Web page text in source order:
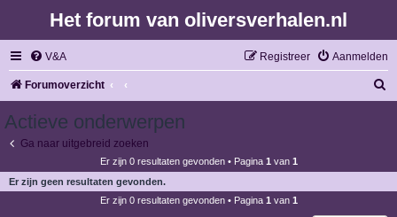
Het forum van oliversverhalen.nl
V&A Aanmelden
Registreer
Forumoverzicht
Actieve onderwerpen
Ga naar uitgebreid zoeken
Er zijn 0 resultaten gevonden • Pagina 1van 1
Er zijn geen resultaten gevonden.
Er zijn 0 resultaten gevonden • Pagina 1van 1